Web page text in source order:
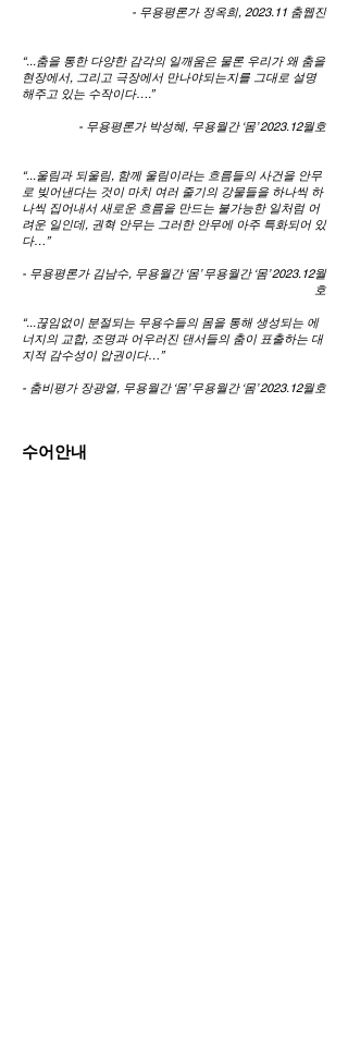
- 무용평론가 정옥희, 2023.11 춤웹진
“...춤을 통한 다양한 감각의 일깨움은 물론 우리가 왜 춤을
현장에서, 그리고 극장에서 만나야되는지를 그대로 설명
해주고 있는 수작이다….”
- 무용평론가 박성혜, 무용월간 ‘몸’ 2023.12월호
“...울림과 되울림, 함께 울림이라는 흐름들의 사건을 안무
로 빚어낸다는 것이 마치 여러 줄기의 강물들을 하나씩 하
나씩 집어내서 새로운 흐름을 만드는 불가능한 일처럼 어
려운 일인데, 권혁 안무는 그러한 안무에 아주 특화되어 있
다…”
- 무용평론가 김남수, 무용월간 ‘몸’ 무용월간 ‘몸’ 2023.12월
호
“...끊임없이 분절되는 무용수들의 몸을 통해 생성되는 에
너지의 교합, 조명과 어우러진 댄서들의 춤이 표출하는 대
지적 감수성이 압권이다…”
- 춤비평가 장광열, 무용월간 ‘몸’ 무용월간 ‘몸’ 2023.12월호
수어안내